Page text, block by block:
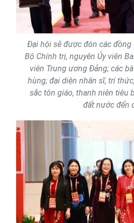
Đại hội sẽ được đón các đồng
Bộ Chính trị, nguyên Ủy viên
viên Trung ương Đảng; các
hùng; đại diện nhân sĩ, trí
sắc tôn giáo, thanh niên tiêu
đất nước đến